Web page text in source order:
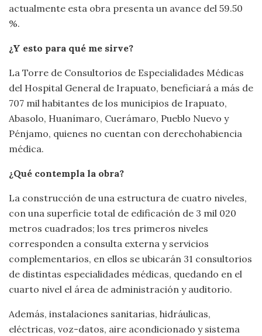
actualmente esta obra presenta un avance del 59.50
%.
¿Y esto para qué me sirve?
La Torre de Consultorios de Especialidades Médicas
del Hospital General de Irapuato, beneficiará a más de
707 mil habitantes de los municipios de Irapuato,
Abasolo, Huanímaro, Cuerámaro, Pueblo Nuevo y
Pénjamo, quienes no cuentan con derechohabiencia
médica.
¿Qué contempla la obra?
La construcción de una estructura de cuatro niveles,
con una superficie total de edificación de 3 mil 020
metros cuadrados; los tres primeros niveles
corresponden a consulta externa y servicios
complementarios, en ellos se ubicarán 31 consultorios
de distintas especialidades médicas, quedando en el
cuarto nivel el área de administración y auditorio.
Además, instalaciones sanitarias, hidráulicas,
eléctricas, voz-datos, aire acondicionado y sistema